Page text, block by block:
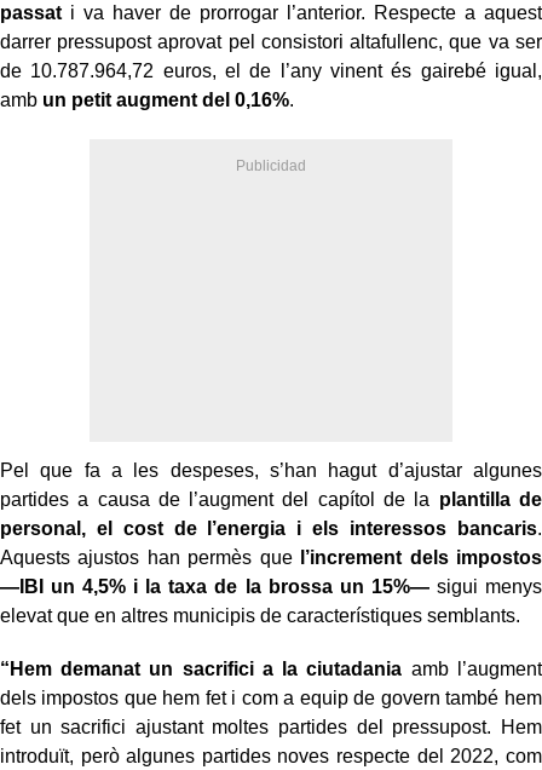
passat i va haver de prorrogar l’anterior. Respecte a aquest
darrer pressupost aprovat pel consistori altafullenc, que va ser
de 10.787.964,72 euros, el de l’any vinent és gairebé igual,
amb un petit augment del 0,16%.
Pel que fa a les despeses, s’han hagut d’ajustar algunes
partides a causa de l’augment del capítol de la plantilla de
personal, el cost de l’energia i els interessos bancaris.
Aquests ajustos han permès que
l’increment dels impostos
—IBI un 4,5% i la taxa de la brossa un 15%—sigui menys
elevat que en altres municipis de característiques semblants.
“Hem demanat un sacrifici a la ciutadania amb l’augment
dels impostos que hem fet i com a equip de govern també hem
fet un sacrifici ajustant moltes partides del pressupost. Hem
introduït, però algunes partides noves respecte del 2022, com